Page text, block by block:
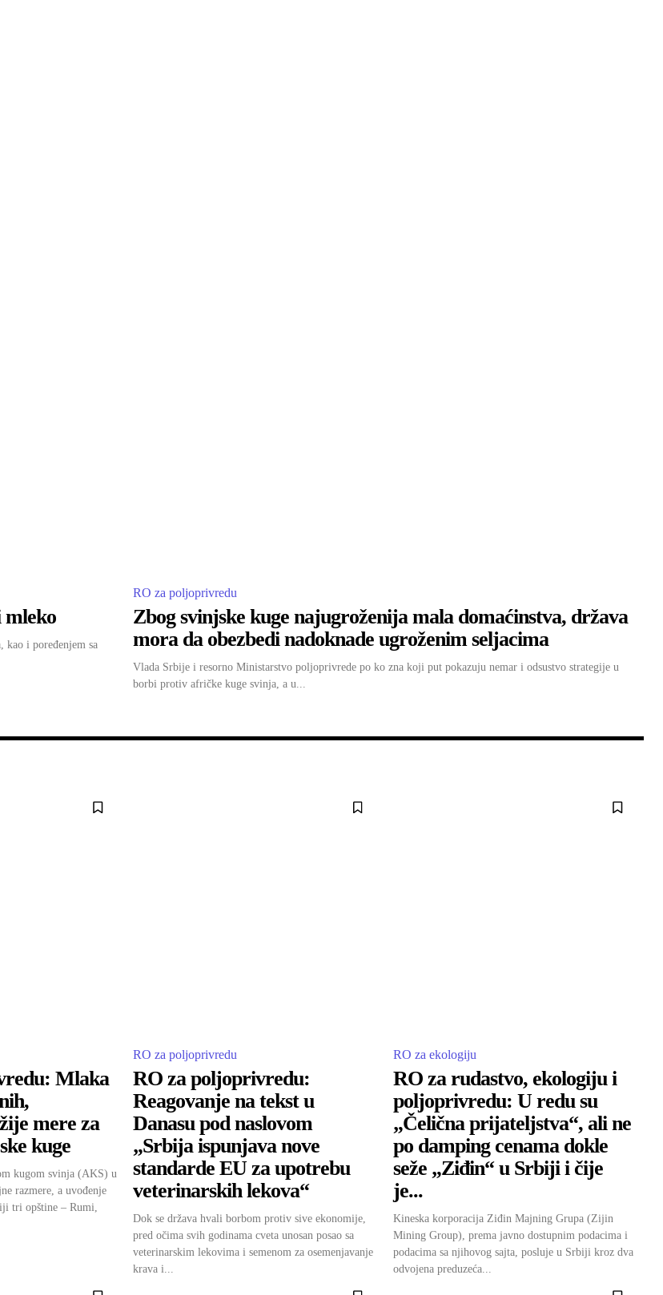
kao i poređenjem sa
RO za poljoprivredu
Zbog svinjske kuge najugroženija mala domaćinstva, država
mora da obezbedi nadoknade ugroženim seljacima
Vlada Srbije i resorno Ministarstvo poljoprivrede po ko zna koji put pokazuju nemar i odsustvo strategije u
borbi protiv afričke kuge svinja, a u...
Mlaka
mere za
kuge
kugom svinja (AKS) u
razmere, a uvođenje
tri opštine – Rumi,
RO za poljoprivredu
RO za poljoprivredu:
Reagovanje na tekst u
Danasu pod naslovom
„Srbija ispunjava nove
standarde EU za upotrebu
veterinarskih lekova“
Dok se država hvali borbom protiv sive ekonomije,
pred očima svih godinama cveta unosan posao sa
veterinarskim lekovima i semenom za osemenjavanje
krava i...
RO za ekologiju
RO za rudastvo, ekologiju i
poljoprivredu: U redu su
„Čelična prijateljstva“, ali ne
po damping cenama dokle
seže „Ziđin“ u Srbiji i čije
je...
Kineska korporacija Ziđin Majning Grupa (Zijin
Mining Group), prema javno dostupnim podacima i
podacima sa njihovog sajta, posluje u Srbiji kroz dva
odvojena preduzeća...